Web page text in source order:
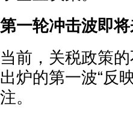
第一轮冲击波即
当前，关税政策
出炉的第一波“反
注。